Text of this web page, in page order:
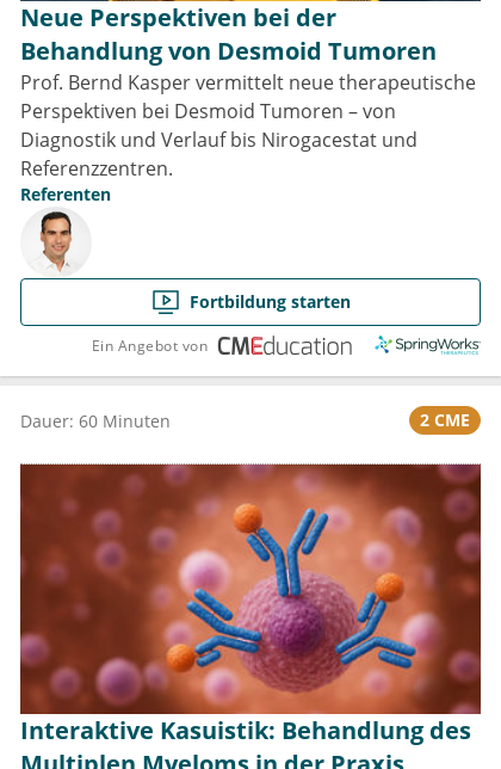
Neue Perspektiven bei der
Behandlung von Desmoid Tumoren
Prof. Bernd Kasper vermittelt neue therapeutische
Perspektiven bei Desmoid Tumoren – von
Diagnostik und Verlauf bis Nirogacestat und
Referenzzentren.
Referenten
Fortbildung starten
Ein Angebot von
Dauer: 60 Minuten 2 CME
Interaktive Kasuistik: Behandlung des